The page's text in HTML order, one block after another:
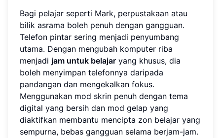
Bagi pelajar seperti Mark, perpustakaan atau
bilik asrama boleh penuh dengan gangguan.
Telefon pintar sering menjadi penyumbang
utama. Dengan mengubah komputer riba
menjadi jam untuk belajar yang khusus, dia
boleh menyimpan telefonnya daripada
pandangan dan mengekalkan fokus.
Menggunakan mod skrin penuh dengan tema
digital yang bersih dan mod gelap yang
diaktifkan membantu mencipta zon belajar yang
sempurna, bebas gangguan selama berjam-jam.